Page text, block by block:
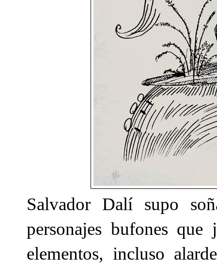
Salvador Dalí supo
personajes bufones que
elementos, incluso